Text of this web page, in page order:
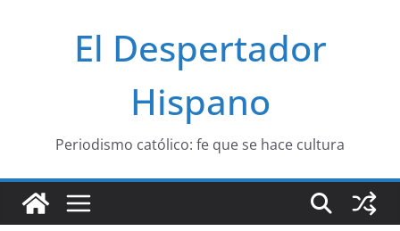
El Despertador
Hispano
Periodismo católico: fe que se hace cultura